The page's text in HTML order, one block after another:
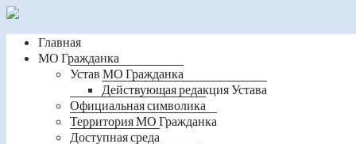
Главная
МО Гражданка
Устав МО Гражданка
Действующая редакция Устава
Официальная символика
Территория МО Гражданка
Доступная среда